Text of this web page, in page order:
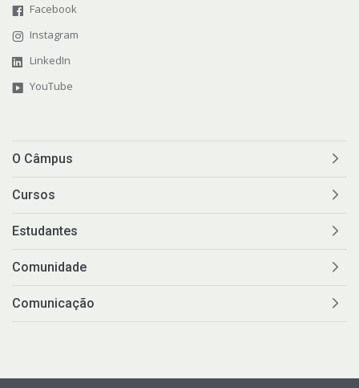
Facebook
Instagram
LinkedIn
YouTube
O Câmpus
Cursos
Estudantes
Comunidade
Comunicação